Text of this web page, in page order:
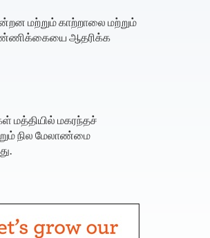
மற்றும் காற்றாலை மற்றும்
எண்ணிக்கையை ஆதரிக்க
மத்தியில் மகரந்தச்
நில மேலாண்மை